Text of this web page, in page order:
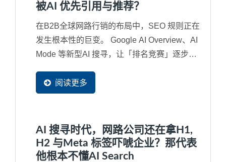
被AI 优先引用与推荐？
在B2B全球网路行销的布局中，SEO 规则正在
发生根本性的巨变。 Google AI Overview、AI
Mode 等新型AI 搜寻，让「排名竞赛」逐步演
阅读更多
AI 搜寻时代，网路公司还在拿H1,
H2 与Meta 标签吓唬企业？那代表
他根本不懂AI Search